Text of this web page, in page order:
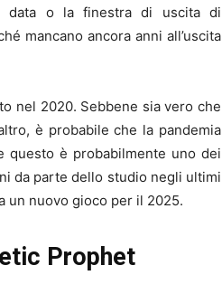
data o la finestra di uscita di
mancano ancora anni all’uscita
nel 2020. Sebbene sia vero che
è probabile che la pandemia
questo è probabilmente uno dei
da parte dello studio negli ultimi
un nuovo gioco per il 2025.
Prophet